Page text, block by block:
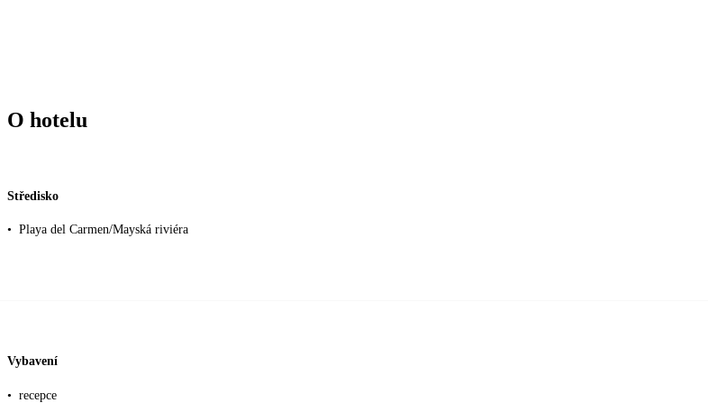
O hotelu
Středisko
• Playa del Carmen/Mayská riviéra
Vybavení
• recepce